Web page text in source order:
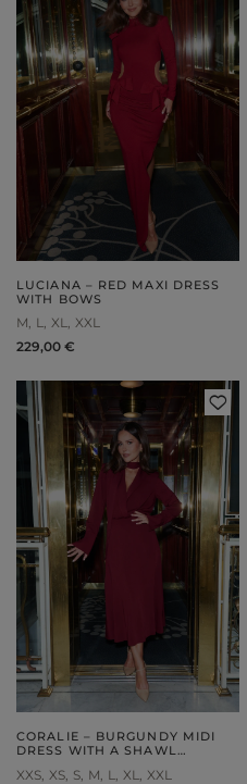
LUCIANA – RED MAXI DRESS
WITH BOWS
M L XL XXL
229,00 €
CORALIE – BURGUNDY MIDI
DRESS WITH A SHAWL
XXS XS S M L XL
XXL